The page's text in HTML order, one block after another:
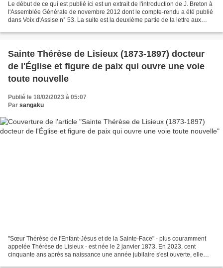
Le début de ce qui est publié ici est un extrait de l'introduction de J. Breton à
l'Assemblée Générale de novembre 2012 dont le compte-rendu a été publié
dans Voix d'Assise n° 53. La suite est la deuxième partie de la lettre aux
Sainte Thérèse de Lisieux (1873-1897) docteur
de l'Église et figure de paix qui ouvre une voie
toute nouvelle
Publié le 18/02/2023 à 05:07
Par sangaku
"Sœur Thérèse de l'Enfant-Jésus et de la Sainte-Face" - plus couramment
appelée Thérèse de Lisieux - est née le 2 janvier 1873. En 2023, cent
cinquante ans après sa naissance une année jubilaire s'est ouverte, elle